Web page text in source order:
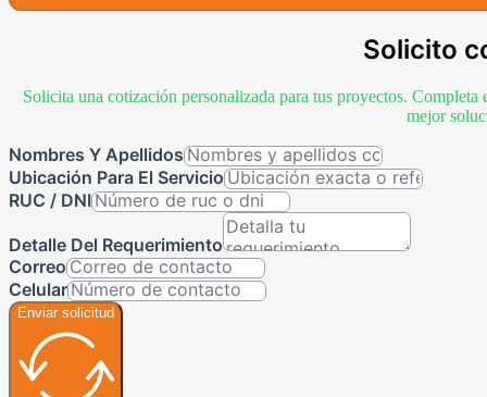
Solicito
Solicita una cotización personalizada para tus proyectos.
mejor
Nombres Y Apellidos
Ubicación Para El Servicio
RUC / DNI
Detalle Del Requerimiento
Correo
Celular
Enviar solicitud